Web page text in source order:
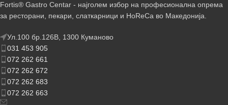
Fortis® Gastro Centar - најголем избор на професионална опрема
за ресторани, пекари, слаткарници и HoReCa во Македонија.
Ул.100 бр.126В, 1300 Куманово
031 453 905
072 262 661
072 262 672
072 262 683
072 262 663